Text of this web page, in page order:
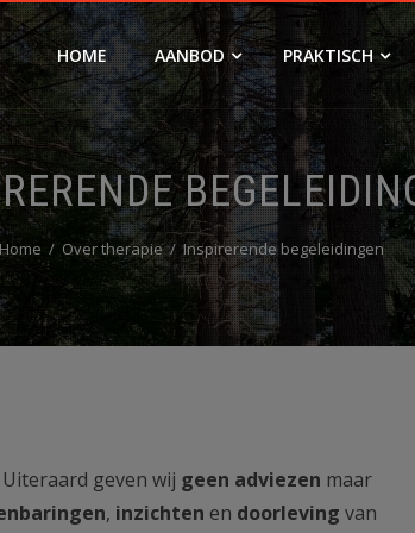
HOME AANBOD PRAKTISCH
Home Over therapie Inspirerende begeleidingen
geven wij geen adviezen maar
, inzichten en doorleving van